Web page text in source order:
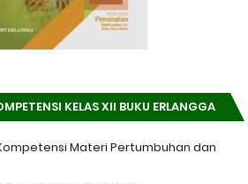
KELAS XII BUKU ERLANGGA
Materi Pertumbuhan dan